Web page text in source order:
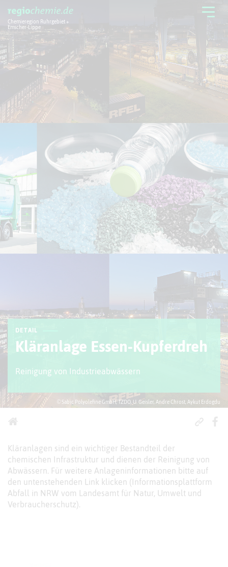
Chemieregion Ruhrgebiet +
Emscher-Lippe
Chemieregion
Aktuelles + Service
© Sabic Polyolefine GmbH, TZDO, U. Geisler, Andre Chrost, Aykut Erdogdu
DETAIL
Kläranlage Essen-Kupferdreh
Reinigung von Industrieabwässern
Kläranlagen sind ein wichtiger Bestandteil der
chemischen Infrastruktur und dienen der Reinigung von
Abwässern. Für weitere Anlageninformationen bitte auf
den untenstehenden Link klicken (Informationsplattform
Abfall in NRW vom Landesamt für Natur, Umwelt und
Verbraucherschutz).